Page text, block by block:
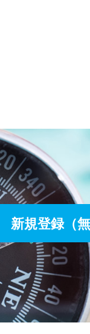
新規登録（無